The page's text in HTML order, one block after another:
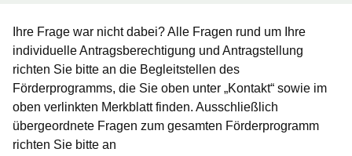
Ihre Frage war nicht dabei? Alle Fragen rund um Ihre
individuelle Antragsberechtigung und Antragstellung
richten Sie bitte an die Begleitstellen des
Förderprogramms, die Sie oben unter „Kontakt“ sowie im
oben verlinkten Merkblatt finden. Ausschließlich
übergeordnete Fragen zum gesamten Förderprogramm
richten Sie bitte an